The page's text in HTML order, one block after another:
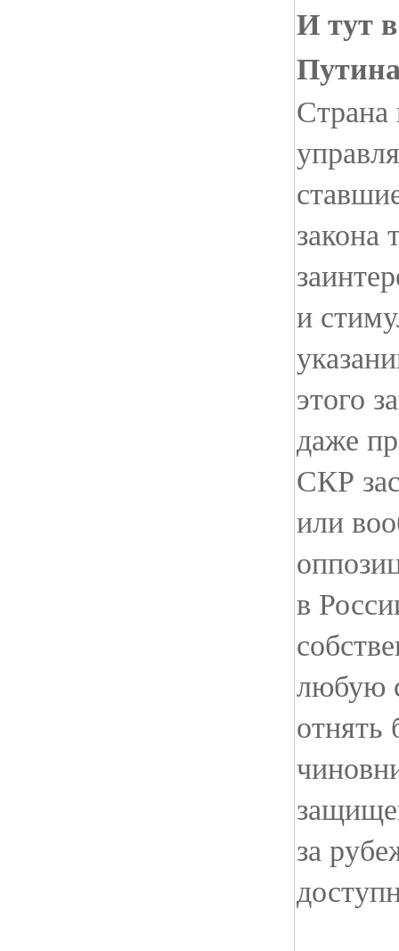
И тут
Страна
закона
и
этого
даже
СКР
или
в
любую
отнять
за